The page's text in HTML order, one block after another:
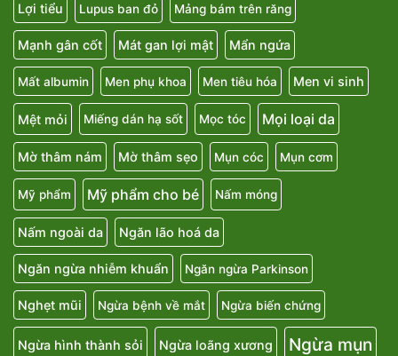
Lợi tiểu Lupus ban đỏ Mảng bám trên răng
Mạnh gân cốt Mát gan lợi mật Mẩn ngứa
Mất albumin Men phụ khoa Men tiêu hóa Men vi sinh
Mệt mỏi Miếng dán hạ sốt Mọc tóc Mọi loại da
Mờ thâm nám Mờ thâm sẹo Mụn cóc Mụn cơm
Mỹ phẩm Mỹ phẩm cho bé Nấm móng
Nấm ngoài da Ngăn lão hoá da
Ngăn ngừa nhiễm khuẩn Ngăn ngừa Parkinson
Nghẹt mũi Ngừa bệnh về mắt Ngừa biến chứng
Ngừa hình thành sỏi Ngừa loãng xương Ngừa mụn